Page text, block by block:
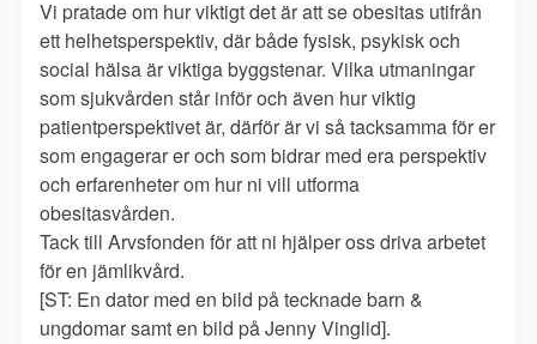
Vi pratade om hur viktigt det är att se obesitas utifrån
ett helhetsperspektiv, där både fysisk, psykisk och
social hälsa är viktiga byggstenar. Vilka utmaningar
som sjukvården står inför och även hur viktig
patientperspektivet är, därför är vi så tacksamma för er
som engagerar er och som bidrar med era perspektiv
och erfarenheter om hur ni vill utforma
obesitasvården.
Tack till Arvsfonden för att ni hjälper oss driva arbetet
för en jämlikvård.
[ST: En dator med en bild på tecknade barn &
ungdomar samt en bild på Jenny Vinglid].